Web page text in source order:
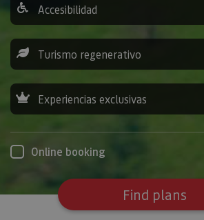
Accesibilidad
Turismo regenerativo
Experiencias exclusivas
Online booking
Find plans